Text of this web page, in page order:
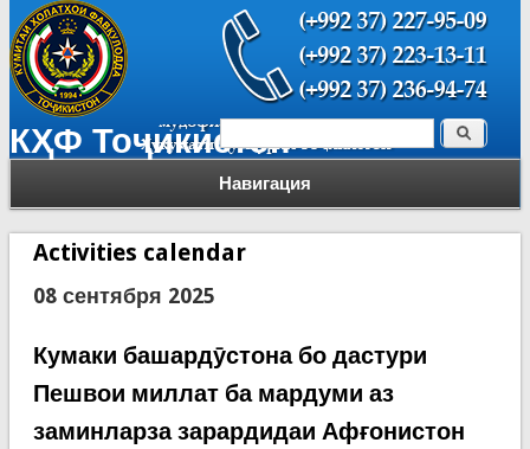
КҲФ Тоҷикистон
Навигация
Форма поиска Поиск
Activities calendar
08 сентября 2025
Кумаки башардӯстона бо дастури
Пешвои миллат ба мардуми аз
заминларза зарардидаи Афғонистон